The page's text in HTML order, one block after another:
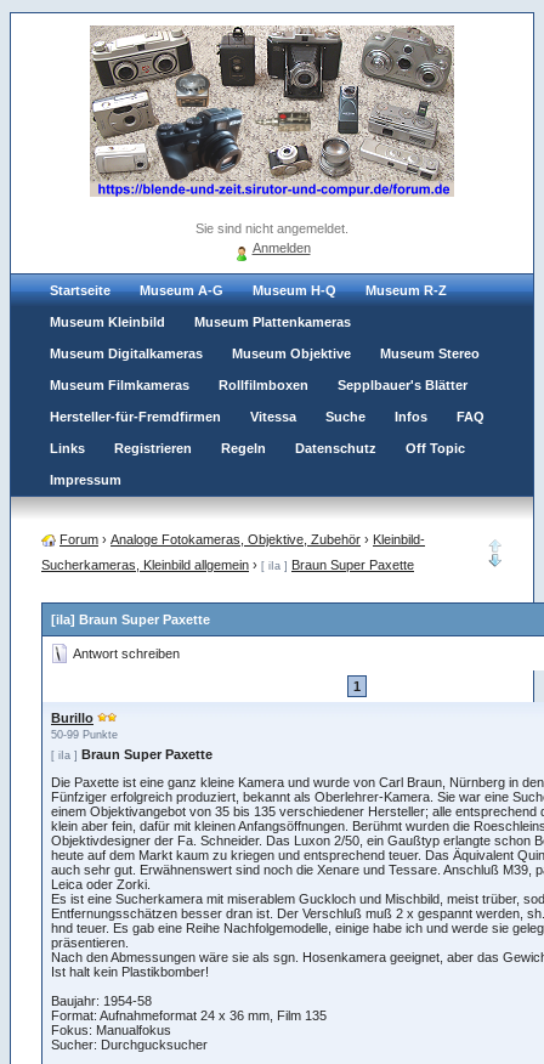
Sie sind nicht angemeldet.
Anmelden
Startseite Museum A-G Museum H-Q Museum R-Z
Museum Kleinbild Museum Plattenkameras
Museum Digitalkameras Museum Objektive Museum Stereo
Museum Filmkameras Rollfilmboxen Sepplbauer's Blätter
Hersteller-für-Fremdfirmen Vitessa Suche Infos FAQ
Links Registrieren Regeln Datenschutz Off Topic
Impressum
Forum › Analoge Fotokameras, Objektive, Zubehör › Kleinbild-
Sucherkameras, Kleinbild allgemein › [ iIa ] Braun Super Paxette
[iIa] Braun Super Paxette
Antwort schreiben
1
Burillo
50-99 Punkte
[ iIa ] Braun Super Paxette
Die Paxette ist eine ganz kleine Kamera und wurde von Carl Braun, Nürnberg in
Fünfziger erfolgreich produziert, bekannt als Oberlehrer-Kamera. Sie war eine
einem Objektivangebot von 35 bis 135 verschiedener Hersteller; alle entsprechend
klein aber fein, dafür mit kleinen Anfangsöffnungen. Berühmt wurden die
Objektivdesigner der Fa. Schneider. Das Luxon 2/50, ein Gaußtyp erlangte schon
heute auf dem Markt kaum zu kriegen und entsprechend teuer. Das Äquivalent
auch sehr gut. Erwähnenswert sind noch die Xenare und Tessare. Anschluß M39,
Leica oder Zorki.
Es ist eine Sucherkamera mit miserablem Guckloch und Mischbild, meist trüber,
Entfernungsschätzen besser dran ist. Der Verschluß muß 2 x gespannt werden,
hnd teuer. Es gab eine Reihe Nachfolgemodelle, einige habe ich und werde sie
präsentieren.
Nach den Abmessungen wäre sie als sgn. Hosenkamera geeignet, aber das
Ist halt kein Plastikbomber!
Baujahr: 1954-58
Format: Aufnahmeformat 24 x 36 mm, Film 135
Fokus: Manualfokus
Sucher: Durchgucksucher